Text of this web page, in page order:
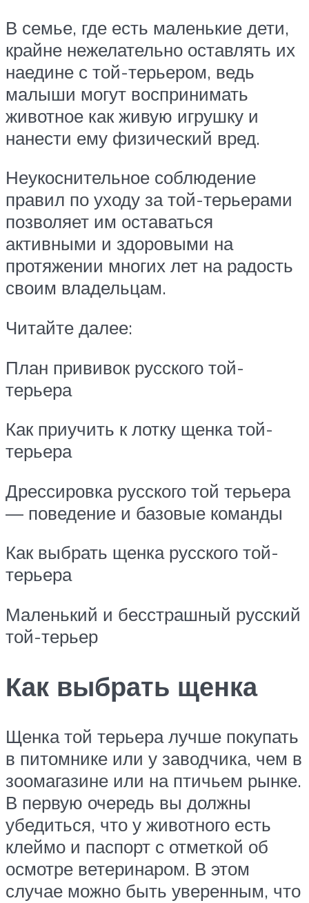
В семье, где есть маленькие дети,
крайне нежелательно оставлять их
наедине с той-терьером, ведь
малыши могут воспринимать
животное как живую игрушку и
нанести ему физический вред.
Неукоснительное соблюдение
правил по уходу за той-терьерами
позволяет им оставаться
активными и здоровыми на
протяжении многих лет на радость
своим владельцам.
Читайте далее:
План прививок русского той-
терьера
Как приучить к лотку щенка той-
терьера
Дрессировка русского той терьера
— поведение и базовые команды
Как выбрать щенка русского той-
терьера
Маленький и бесстрашный русский
той-терьер
Как выбрать щенка
Щенка той терьера лучше покупать
в питомнике или у заводчика, чем в
зоомагазине или на птичьем рынке.
В первую очередь вы должны
убедиться, что у животного есть
клеймо и паспорт с отметкой об
осмотре ветеринаром. В этом
случае можно быть уверенным, что